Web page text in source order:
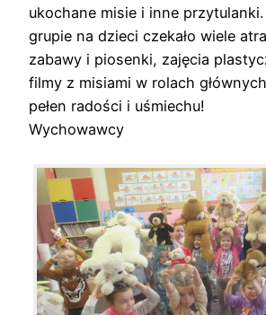
ukochane misie i inne
grupie na dzieci czekało wiele
zabawy i piosenki, zajęcia
filmy z misiami w rolach
pełen radości i uśmiechu!
Wychowawcy